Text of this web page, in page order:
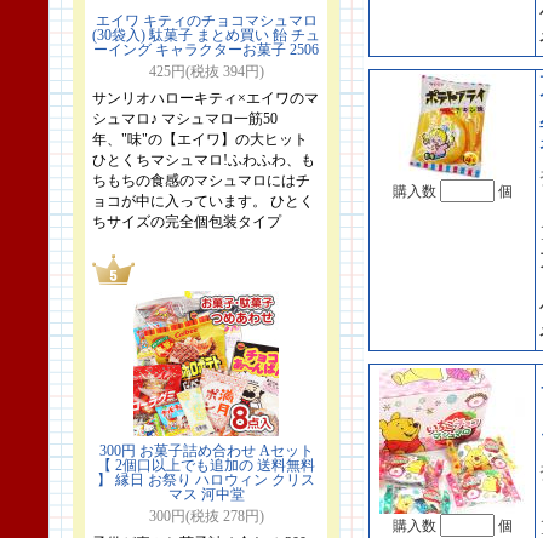
エイワ キティのチョコマシュマロ
(30袋入) 駄菓子 まとめ買い 飴 チュ
ーイング キャラクターお菓子 2506
425円(税抜 394円)
サンリオハローキティ×エイワのマ
シュマロ♪ マシュマロ一筋50
年、"味"の【エイワ】の大ヒット
ひとくちマシュマロ!ふわふわ、も
ちもちの食感のマシュマロにはチ
ョコが中に入っています。 ひとく
ちサイズの完全個包装タイプ
300円 お菓子詰め合わせ Aセット
【 2個口以上でも追加の 送料無料
】 縁日 お祭り ハロウィン クリス
マス 河中堂
300円(税抜 278円)
購入数 個
購入数 個